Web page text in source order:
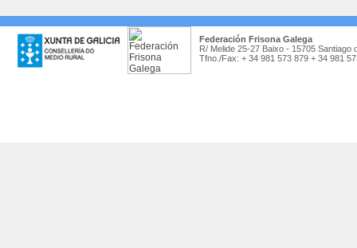
Federación Frisona Galega
R/ Melide 25-27 Baixo - 15705 Santiago
Tfno./Fax: + 34 981 573 879 + 34 981